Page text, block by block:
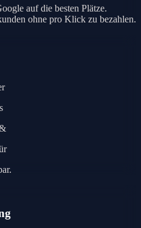
auf die besten Plätze.
ohne pro Klick zu bezahlen.